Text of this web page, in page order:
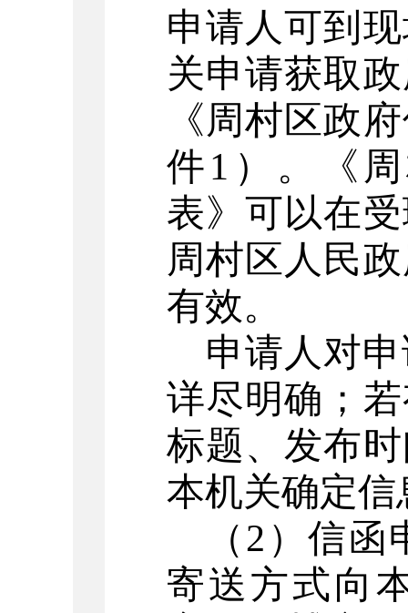
申请人可到
关申请获取
《周村区政
件1 ）。《
表》可以在
周村区人民
有效。
申请人对
详尽明确；
标题、发布
本机关确定
（2 ）信函
寄送方式向